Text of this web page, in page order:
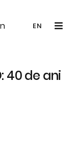
EN
EN
Noutăți
40 de ani